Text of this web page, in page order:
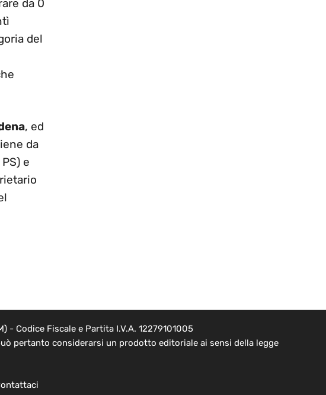
da 0
del
, ed
da
e
- Codice Fiscale e Partita I.V.A. 12279101005
pertanto considerarsi un prodotto editoriale ai sensi della legge